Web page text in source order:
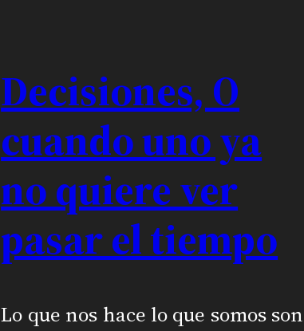
Decisiones, O
cuando uno ya
no quiere ver
pasar el tiempo
Lo que nos hace lo que somos son